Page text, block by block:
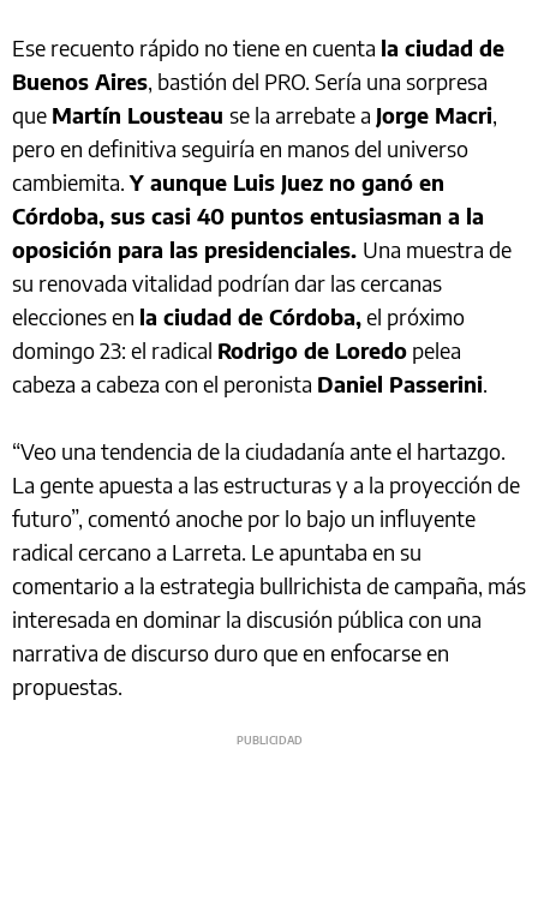
Ese recuento rápido no tiene en cuenta la ciudad de
Buenos Aires, bastión del PRO. Sería una sorpresa
que Martín Lousteau se la arrebate a Jorge Macri,
pero en definitiva seguiría en manos del universo
cambiemita.Y aunque Luis Juez no ganó en
Córdoba, sus casi 40 puntos entusiasman a la
oposición para las presidenciales. Una muestra de
su renovada vitalidad podrían dar las cercanas
elecciones en la ciudad de Córdoba,el próximo
domingo 23: el radical Rodrigo de Loredo pelea
cabeza a cabeza con el peronista Daniel Passerini.
“Veo una tendencia de la ciudadanía ante el hartazgo.
La gente apuesta a las estructuras y a la proyección de
futuro”, comentó anoche por lo bajo un influyente
radical cercano a Larreta. Le apuntaba en su
comentario a la estrategia bullrichista de campaña, más
interesada en dominar la discusión pública con una
narrativa de discurso duro que en enfocarse en
propuestas.